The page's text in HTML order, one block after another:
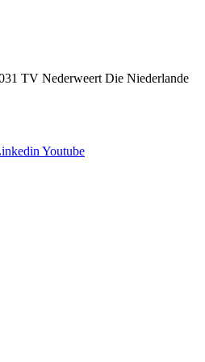
TV Nederweert Die Niederlande
Youtube